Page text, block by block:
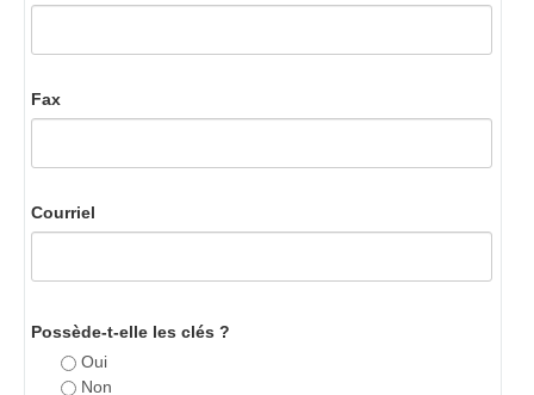
Fax
Courriel
Possède-t-elle les clés ?
Oui
Non